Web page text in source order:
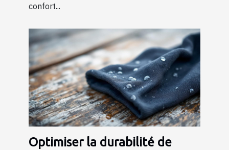
confort...
Optimiser la durabilité de